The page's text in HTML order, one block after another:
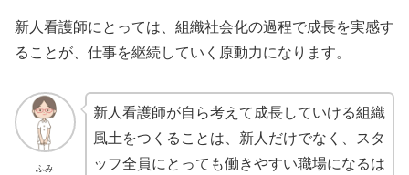
新人看護師にとっては、組織社会化の過程で成長を実感す
ることが、仕事を継続していく原動力になります。
ふみ
新人看護師が自ら考えて成長していける組織
風土をつくることは、新人だけでなく、スタ
ッフ全員にとっても働きやすい職場になるは